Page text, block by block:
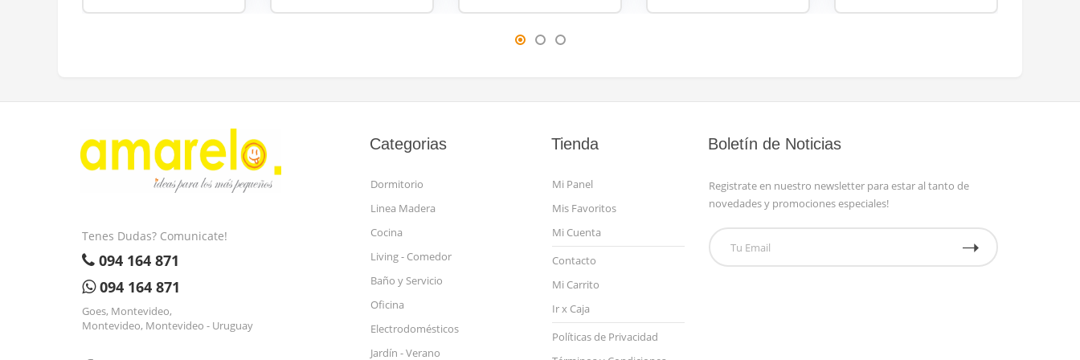
Tenes Dudas? Comunicate!
094 164 871
094 164 871
Goes, Montevideo,
Montevideo, Montevideo - Uruguay
Categorias
Dormitorio
Linea Madera
Cocina
Living - Comedor
Baño y Servicio
Oficina
Electrodomésticos
Jardín - Verano
Tienda
Mi Panel
Mis Favoritos
Mi Cuenta
Contacto
Mi Carrito
Ir x Caja
Políticas de Privacidad
Boletín de Noticias
Registrate en nuestro newsletter para estar al tanto de
novedades y promociones especiales!